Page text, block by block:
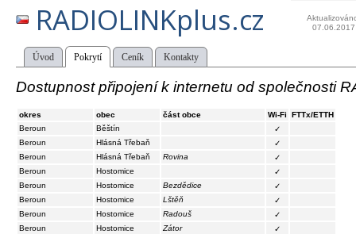
RADIOLINKplus.cz
07.06.2017
Úvod Pokrytí Ceník Kontakty
Dostupnost připojení k internetu od společnosti
okres obec část obce Wi-Fi
FTTx/ETTH
Beroun
Běštín
✓
Beroun
Hlásná Třebaň
✓
Beroun
Hlásná Třebaň Rovina
✓
Beroun
Hostomice
✓
Beroun
Hostomice Bezdědice
✓
Beroun
Hostomice Lštěň
✓
Beroun
Hostomice Radouš
✓
Beroun
Hostomice Zátor
✓